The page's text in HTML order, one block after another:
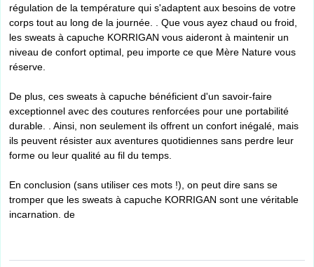
régulation de la température qui s'adaptent aux besoins de votre
corps tout au long de la journée. . Que vous ayez chaud ou froid,
les sweats à capuche KORRIGAN vous aideront à maintenir un
niveau de confort optimal, peu importe ce que Mère Nature vous
réserve.
De plus, ces sweats à capuche bénéficient d'un savoir-faire
exceptionnel avec des coutures renforcées pour une portabilité
durable. . Ainsi, non seulement ils offrent un confort inégalé, mais
ils peuvent résister aux aventures quotidiennes sans perdre leur
forme ou leur qualité au fil du temps.
En conclusion (sans utiliser ces mots !), on peut dire sans se
tromper que les sweats à capuche KORRIGAN sont une véritable
incarnation. de